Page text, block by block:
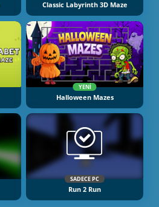
Classic Labyrinth 3D Maze
YENI
Halloween Mazes
SADECE PC
Run 2 Run